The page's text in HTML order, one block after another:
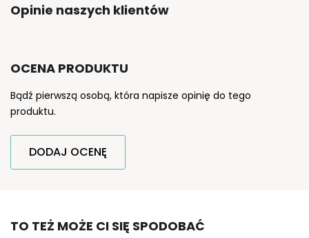
Opinie naszych klientów
OCENA PRODUKTU
Bądź pierwszą osobą, która napisze opinię do tego
produktu.
DODAJ OCENĘ
TO TEŻ MOŻE CI SIĘ SPODOBAĆ